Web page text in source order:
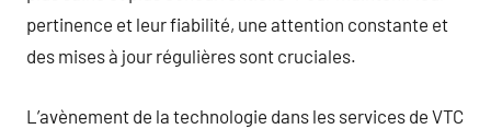
pertinence et leur fiabilité, une attention constante et
des mises à jour régulières sont cruciales.
L’avènement de la technologie dans les services de VTC